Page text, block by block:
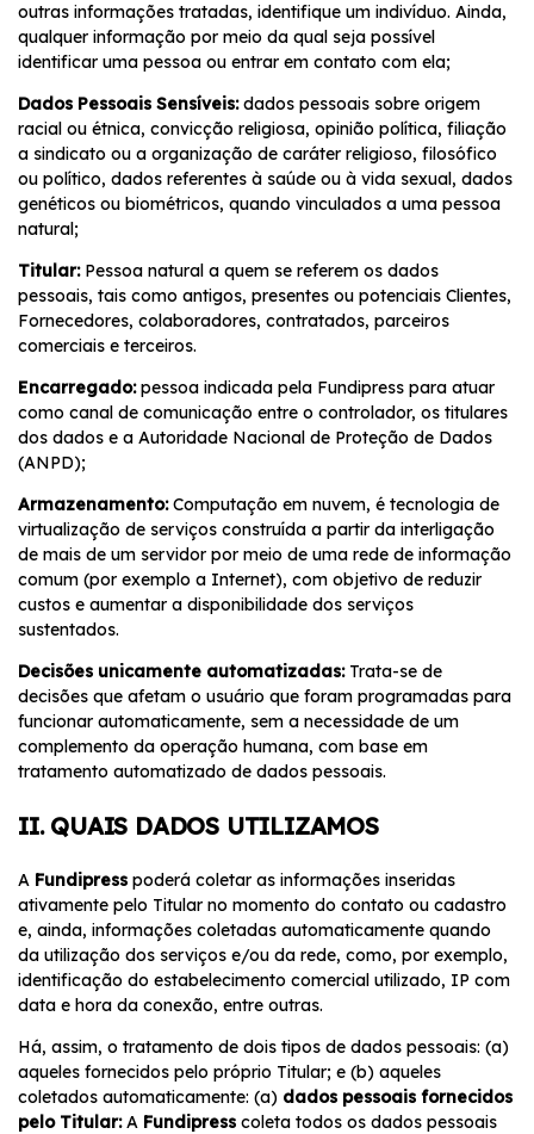
outras informações tratadas, identifique um indivíduo. Ainda,
qualquer informação por meio da qual seja possível
identificar uma pessoa ou entrar em contato com ela;
Dados Pessoais Sensíveis:dados pessoais sobre origem
racial ou étnica, convicção religiosa, opinião política, filiação
a sindicato ou a organização de caráter religioso, filosófico
ou político, dados referentes à saúde ou à vida sexual, dados
genéticos ou biométricos, quando vinculados a uma pessoa
natural;
Titular:Pessoa natural a quem se referem os dados
pessoais, tais como antigos, presentes ou potenciais Clientes,
Fornecedores, colaboradores, contratados, parceiros
comerciais e terceiros.
Encarregado:pessoa indicada pela Fundipress para atuar
como canal de comunicação entre o controlador, os titulares
dos dados e a Autoridade Nacional de Proteção de Dados
(ANPD);
Armazenamento:Computação em nuvem, é tecnologia de
virtualização de serviços construída a partir da interligação
de mais de um servidor por meio de uma rede de informação
comum (por exemplo a Internet), com objetivo de reduzir
custos e aumentar a disponibilidade dos serviços
sustentados.
Decisões unicamente automatizadas:Trata-se de
decisões que afetam o usuário que foram programadas para
funcionar automaticamente, sem a necessidade de um
complemento da operação humana, com base em
tratamento automatizado de dados pessoais.
II. QUAIS DADOS UTILIZAMOS
A Fundipress poderá coletar as informações inseridas
ativamente pelo Titular no momento do contato ou cadastro
e, ainda, informações coletadas automaticamente quando
da utilização dos serviços e/ou da rede, como, por exemplo,
identificação do estabelecimento comercial utilizado, IP com
data e hora da conexão, entre outras.
Há, assim, o tratamento de dois tipos de dados pessoais: (a)
aqueles fornecidos pelo próprio Titular; e (b) aqueles
coletados automaticamente: (a) dados pessoais fornecidos
pelo Titular:A Fundipress coleta todos os dados pessoais